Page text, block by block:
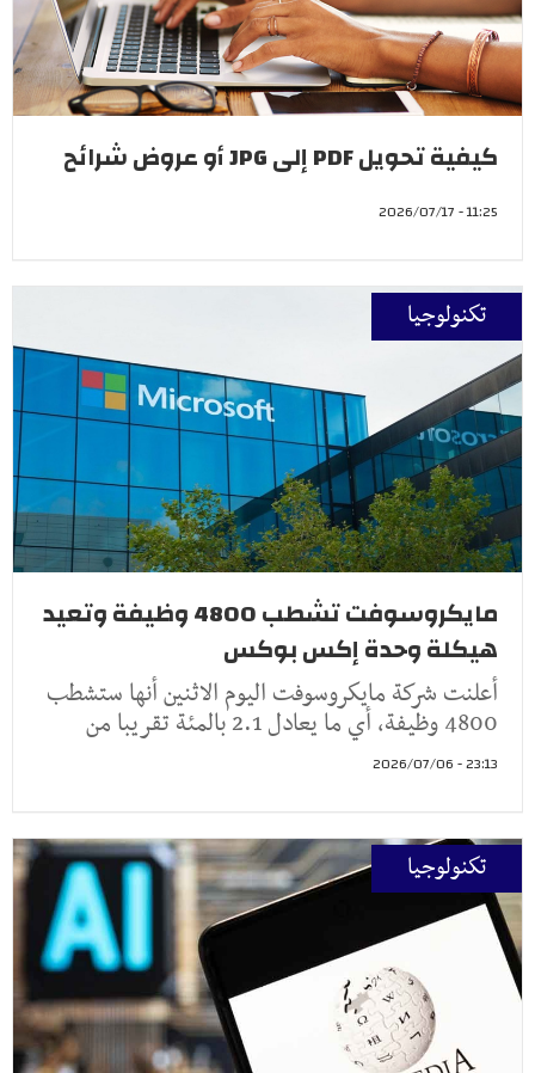
كيفية تحويل PDF إلى JPG أو عروض شرائح
11:25 - 2026/07/17
تكنولوجيا
مايكروسوفت تشطب 4800 وظيفة وتعيد
هيكلة وحدة إكس بوكس
أعلنت ⁠شركة مايكروسوفت اليوم الاثنين أنها ​ستشطب
4800 وظيفة، ​أي ما يعادل 2.1 ‌بالمئة تقريبا ‌من
23:13 - 2026/07/06
تكنولوجيا